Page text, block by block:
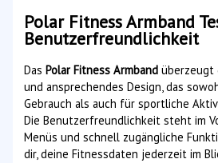
Polar Fitness Armband
Benutzerfreundlichkeit
DasPolar Fitness Armband überzeugt
und ansprechendes Design, das
Gebrauch als auch für sportliche
Die Benutzerfreundlichkeit steht im
Menüs und schnell zugängliche
dir, deine Fitnessdaten jederzeit im